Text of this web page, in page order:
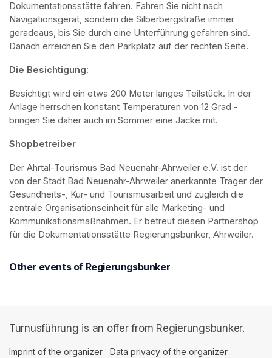
Dokumentationsstätte fahren. Fahren Sie nicht nach
Navigationsgerät, sondern die Silberbergstraße immer
geradeaus, bis Sie durch eine Unterführung gefahren sind.
Danach erreichen Sie den Parkplatz auf der rechten Seite.
Die Besichtigung:
Besichtigt wird ein etwa 200 Meter langes Teilstück. In der
Anlage herrschen konstant Temperaturen von 12 Grad -
bringen Sie daher auch im Sommer eine Jacke mit.
Shopbetreiber
Der Ahrtal-Tourismus Bad Neuenahr-Ahrweiler e.V. ist der
von der Stadt Bad Neuenahr-Ahrweiler anerkannte Träger der
Gesundheits-, Kur- und Tourismusarbeit und zugleich die
zentrale Organisationseinheit für alle Marketing- und
Kommunikationsmaßnahmen. Er betreut diesen Partnershop
für die Dokumentationsstätte Regierungsbunker, Ahrweiler.
Other events of Regierungsbunker
Turnusführung is an offer from Regierungsbunker.
Imprint of the organizer (opens in a new tab)
Data privacy of the organizer